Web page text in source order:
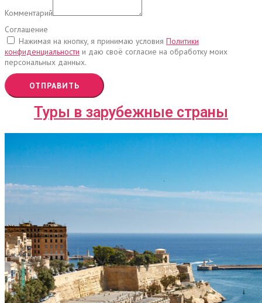
Комментарий
Соглашение
Нажимая на кнопку, я принимаю условия Политики
конфиденциальности и даю своё согласие на обработку моих
персональных данных.
ОТПРАВИТЬ
Туры в зарубежные страны